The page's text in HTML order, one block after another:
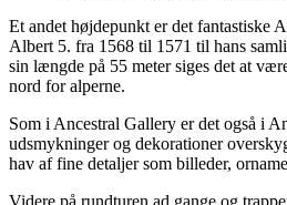
Et andet højdepunkt er det fantastiske
Albert 5. fra 1568 til 1571 til hans
sin længde på 55 meter siges det at
nord for alperne.
Som i Ancestral Gallery er det også i
udsmykninger og dekorationer
hav af fine detaljer som billeder,